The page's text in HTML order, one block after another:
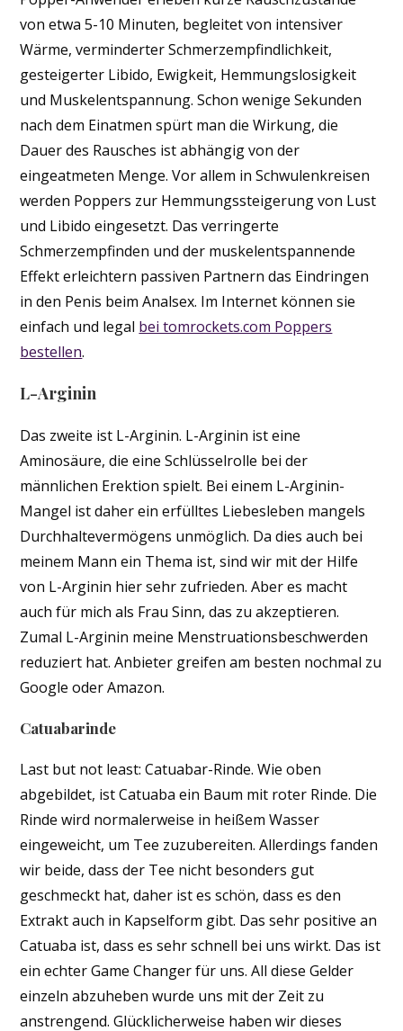
von etwa 5-10 Minuten, begleitet von intensiver
Wärme, verminderter Schmerzempfindlichkeit,
gesteigerter Libido, Ewigkeit, Hemmungslosigkeit
und Muskelentspannung. Schon wenige Sekunden
nach dem Einatmen spürt man die Wirkung, die
Dauer des Rausches ist abhängig von der
eingeatmeten Menge. Vor allem in Schwulenkreisen
werden Poppers zur Hemmungssteigerung von Lust
und Libido eingesetzt. Das verringerte
Schmerzempfinden und der muskelentspannende
Effekt erleichtern passiven Partnern das Eindringen
in den Penis beim Analsex. Im Internet können sie
einfach und legal bei tomrockets.com Poppers
bestellen.
L-Arginin
Das zweite ist L-Arginin. L-Arginin ist eine
Aminosäure, die eine Schlüsselrolle bei der
männlichen Erektion spielt. Bei einem L-Arginin-
Mangel ist daher ein erfülltes Liebesleben mangels
Durchhaltevermögens unmöglich. Da dies auch bei
meinem Mann ein Thema ist, sind wir mit der Hilfe
von L-Arginin hier sehr zufrieden. Aber es macht
auch für mich als Frau Sinn, das zu akzeptieren.
Zumal L-Arginin meine Menstruationsbeschwerden
reduziert hat. Anbieter greifen am besten nochmal zu
Google oder Amazon.
Catuabarinde
Last but not least: Catuabar-Rinde. Wie oben
abgebildet, ist Catuaba ein Baum mit roter Rinde. Die
Rinde wird normalerweise in heißem Wasser
eingeweicht, um Tee zuzubereiten. Allerdings fanden
wir beide, dass der Tee nicht besonders gut
geschmeckt hat, daher ist es schön, dass es den
Extrakt auch in Kapselform gibt. Das sehr positive an
Catuaba ist, dass es sehr schnell bei uns wirkt. Das ist
ein echter Game Changer für uns. All diese Gelder
einzeln abzuheben wurde uns mit der Zeit zu
anstrengend. Glücklicherweise haben wir dieses